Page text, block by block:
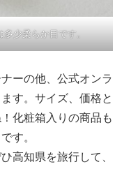
少柔らか目です。
ーの他、公式オンラ
す。サイズ、価格と
化粧箱入りの商品も
す。
高知県を旅行して、